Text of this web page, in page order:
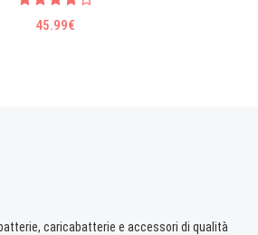
45.99€
caricabatterie e accessori di qualità